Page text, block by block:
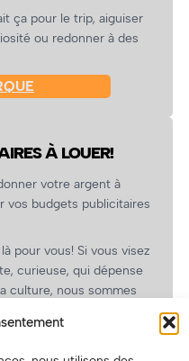
ça pour le trip, aiguiser
ou redonner à des
À LOUER!
votre argent à
vos budgets publicitaires
pour vous! Si vous visez
curieuse, qui dépense
culture, nous sommes